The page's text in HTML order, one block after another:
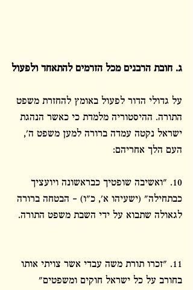
ג. חובת הרבנים מכל הזרמים להתאחד ולפעול
על גדולי הדור לפעול באומץ להחזרת משפט
התורה. ההיסטוריה מלמדת כי כאשר הנהגת
ישראל נקטה עמדה ברורה למען משפט ה',
העם הלך אחריהם:
10. "ואשיבה שופטיך כבראשונה ויועציך
כבתחילה" (ישעיהו א', כ"ו) – הבטחה ברורה
לגאולה שתבוא על ידי השבת משפט התורה.
11. "זכרו תורת משה עבדי אשר צויתי אותו
בחורב על כל ישראל חוקים ומשפטים"